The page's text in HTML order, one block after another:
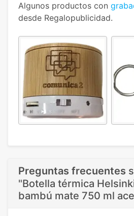
Algunos productos con
desde Regalopublicidad.
Preguntas frecuentes
"Botella térmica
bambú mate 750 ml